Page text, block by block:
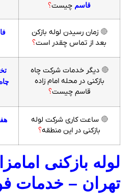
قاسم چیست؟
🔴زمان رسیدن لوله بازکن
بعد از تماس چقدر است؟
🔴دیگر خدمات شرکت چاه
بازکنی در محله امام زاده
قاسم چیست؟
چاه
🔴ساعت کاری شرکت لوله
بازکنی در این منطقه؟
لوله بازکنی
تهران – خدمات